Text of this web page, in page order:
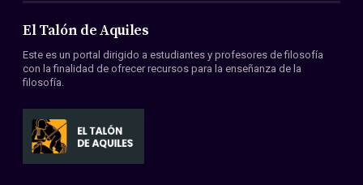
Acerca de nosotros
Miembros
Convenios
El Talón de Aquiles
Este es un portal dirigido a estudiantes y profesores de filosofía
con la finalidad de ofrecer recursos para la enseñanza de la
filosofía.